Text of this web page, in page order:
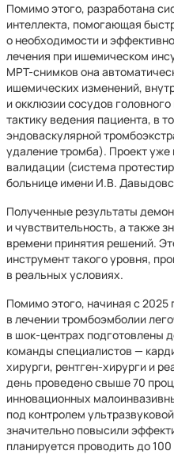
Помимо этого, разработана
интеллекта, помогающая
о необходимости и
лечения при ишемическом
МРТ-снимков она
ишемических изменений,
и окклюзии сосудов
тактику ведения пациента, в
эндоваскулярной
удаление тромба). Проект
валидации (система
больнице имени И.В.
Полученные результаты
и чувствительность, а также
времени принятия решений.
инструмент такого уровня,
в реальных условиях.
Помимо этого, начиная с
в лечении тромбоэмболии
в шок-центрах подготовлены
команды специалистов —
хирурги, рентген-хирурги и
день проведено свыше 70
инновационных
под контролем
значительно повысили
планируется проводить до